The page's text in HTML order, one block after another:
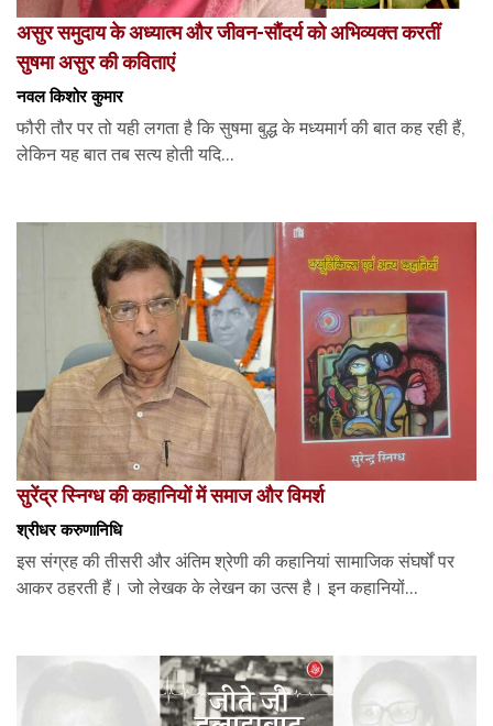
असुर समुदाय के अध्यात्म और जीवन-सौंदर्य को अभिव्यक्त करतीं
सुषमा असुर की कविताएं
नवल किशोर कुमार
फौरी तौर पर तो यही लगता है कि सुषमा बुद्ध के मध्यमार्ग की बात कह रही हैं,
लेकिन यह बात तब सत्य होती यदि...
सुरेंद्र स्निग्ध की कहानियों में समाज और विमर्श
श्रीधर करुणानिधि
इस संग्रह की तीसरी और अंतिम श्रेणी की कहानियां सामाजिक संघर्षों पर
आकर ठहरती हैं। जो लेखक के लेखन का उत्स है। इन कहानियों...